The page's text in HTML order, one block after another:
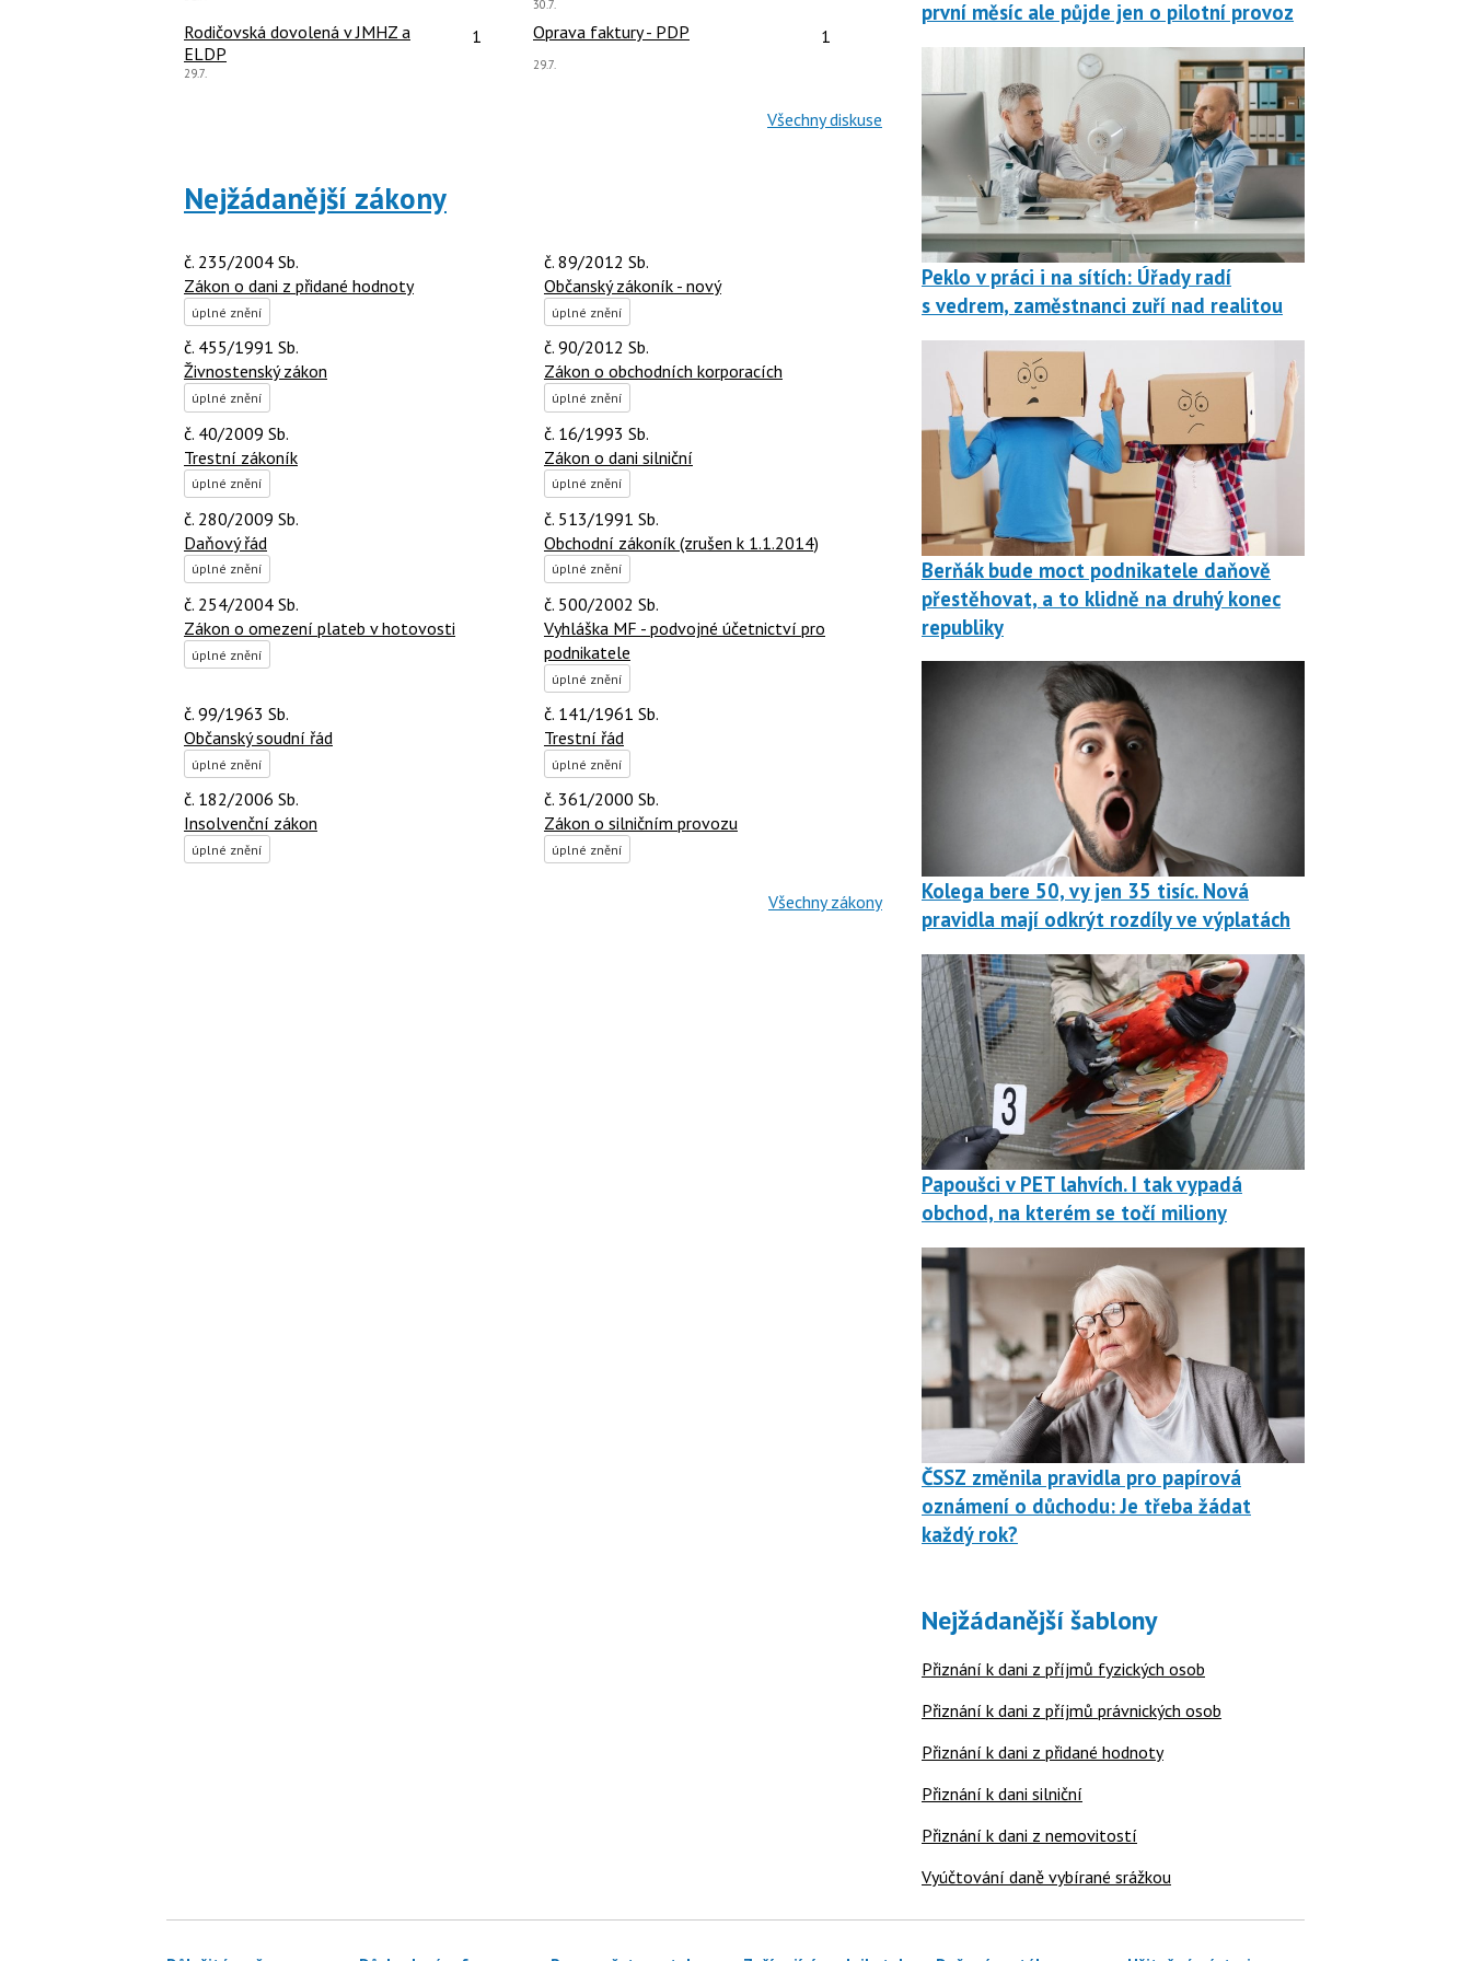
30.7.
Rodičovská dovolená v JMHZ a
ELDP
Počet reakcí:
1
Poslední
29.7.
Oprava faktury - PDP Počet reakcí:
1
Poslední
29.7.
Všechny diskuse
Nejžádanější zákony
č. 235/2004 Sb.
Zákon o dani z přidané hodnoty
úplné znění
č. 89/2012 Sb.
Občanský zákoník - nový
úplné znění
č. 455/1991 Sb.
Živnostenský zákon
úplné znění
č. 90/2012 Sb.
Zákon o obchodních korporacích
úplné znění
č. 40/2009 Sb.
Trestní zákoník
úplné znění
č. 16/1993 Sb.
Zákon o dani silniční
úplné znění
č. 280/2009 Sb.
Daňový řád
úplné znění
č. 513/1991 Sb.
Obchodní zákoník (zrušen k 1.1.2014)
úplné znění
č. 254/2004 Sb.
Zákon o omezení plateb v hotovosti
úplné znění
č. 500/2002 Sb.
Vyhláška MF - podvojné účetnictví pro
podnikatele
úplné znění
č. 99/1963 Sb.
Občanský soudní řád
úplné znění
č. 141/1961 Sb.
Trestní řád
úplné znění
č. 182/2006 Sb.
Insolvenční zákon
úplné znění
č. 361/2000 Sb.
Zákon o silničním provozu
úplné znění
Všechny zákony
první měsíc ale půjde jen o pilotní provoz
Peklo v práci i na sítích: Úřady radí
s vedrem, zaměstnanci zuří nad realitou
Berňák bude moct podnikatele daňově
přestěhovat, a to klidně na druhý konec
republiky
Kolega bere 50, vy jen 35 tisíc. Nová
pravidla mají odkrýt rozdíly ve výplatách
Papoušci v PET lahvích. I tak vypadá
obchod, na kterém se točí miliony
ČSSZ změnila pravidla pro papírová
oznámení o důchodu: Je třeba žádat
každý rok?
Nejžádanější šablony
Přiznání k dani z příjmů fyzických osob
Přiznání k dani z příjmů právnických osob
Přiznání k dani z přidané hodnoty
Přiznání k dani silniční
Přiznání k dani z nemovitostí
Vyúčtování daně vybírané srážkou